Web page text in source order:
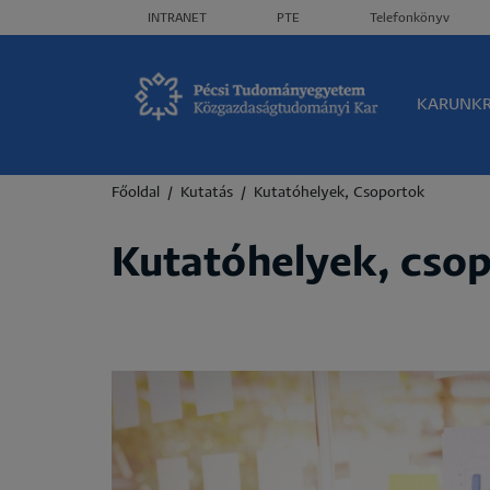
Header menü
INTRANET PTE Telefonkönyv
Morzsa
Főoldal Kutatás Kutatóhelyek, Csoportok
Kutatóhelyek,